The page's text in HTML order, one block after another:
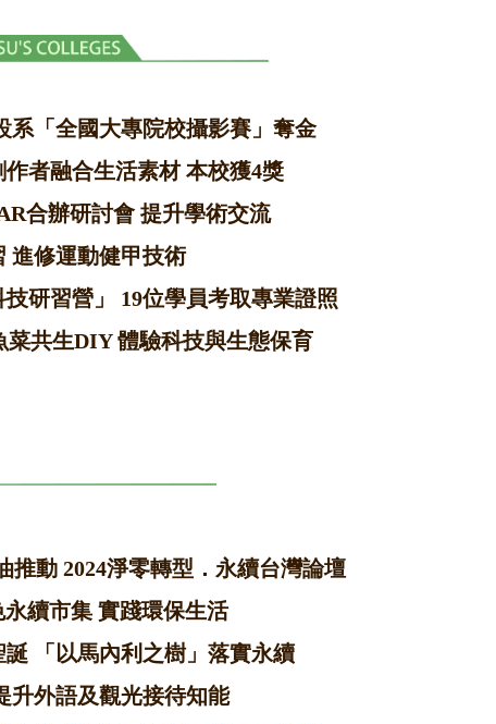
系「全國大專院校攝影賽」奪金
者融合生活素材 本校獲4獎
合辦研討會 提升學術交流
進修運動健甲技術
研習營」 19位學員考取專業證照
共生DIY 體驗科技與生態保育
推動 2024淨零轉型．永續台灣論壇
續市集 實踐環保生活
「以馬內利之樹」落實永續
升外語及觀光接待知能